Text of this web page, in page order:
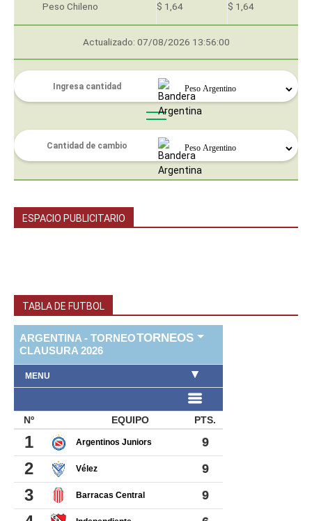
Peso Chileno $ 1,64 $ 1,64
Actualizado: 07/08/2026 13:56:00
ESPACIO PUBLICITARIO
TABLA DE FUTBOL